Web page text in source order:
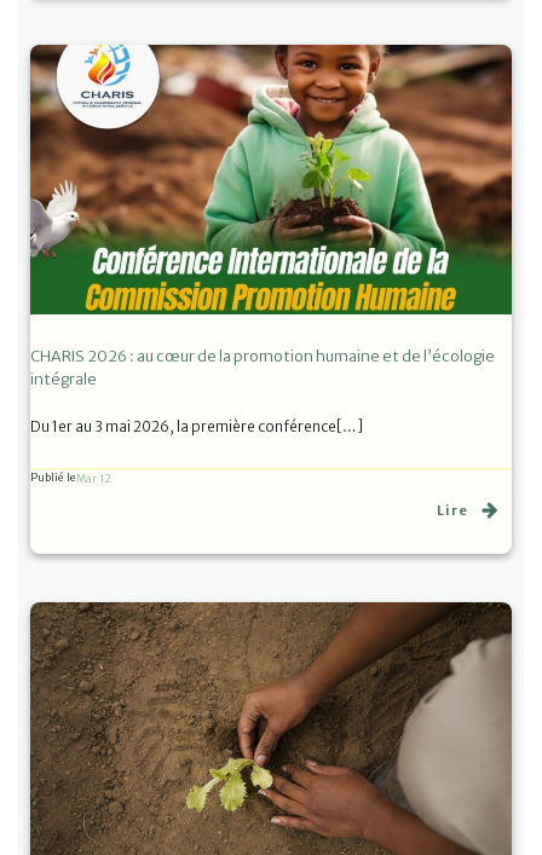
CHARIS 2026 : au cœur de la promotion humaine et de l’écologie
intégrale
Du 1er au 3 mai 2026, la première conférence[…]
Publié leMar 12
Lire